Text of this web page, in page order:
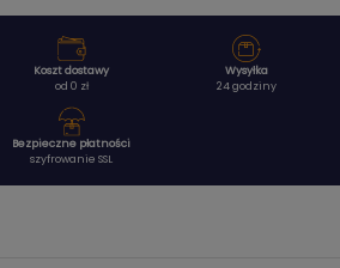
Koszt dostawy
od 0 zł
Wysyłka
24 godziny
Bezpieczne płatności
szyfrowanie SSL